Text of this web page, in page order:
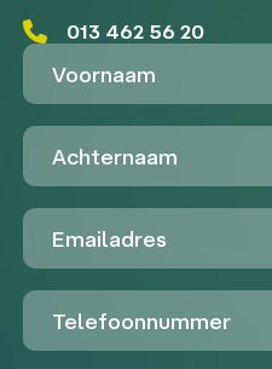
013 462 56 20
Voornaam
Achternaam
Emailadres
Telefoon